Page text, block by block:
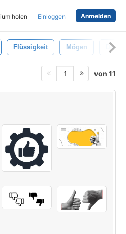
holen Einloggen Anmelden
Flüssigkeit Mögen
1 von 11